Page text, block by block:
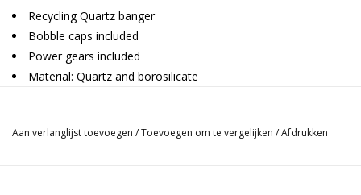
Recycling Quartz banger
Bobble caps included
Power gears included
Material: Quartz and borosilicate
Aan verlanglijst toevoegen /Toevoegen om te vergelijken /Afdrukken